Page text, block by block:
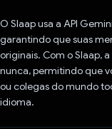
O Slaap usa a API
garantindo que suas
originais. Com o Slaap,
nunca, permitindo que
ou colegas do mundo
idioma.